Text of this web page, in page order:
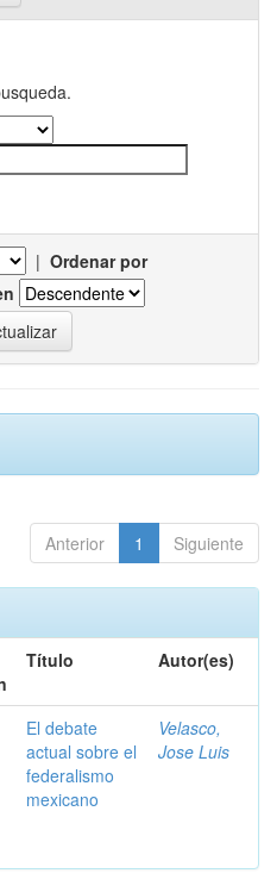
| Ordenar por
Anterior 1 Siguiente
Título Autor(es)
El debate
actual sobre el
federalismo
mexicano
Velasco,
Jose Luis